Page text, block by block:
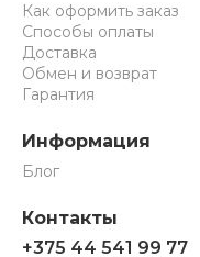
Как оформить заказ
Способы оплаты
Доставка
Обмен и возврат
Гарантия
Информация
Блог
Контакты
+375 44 541 99 77